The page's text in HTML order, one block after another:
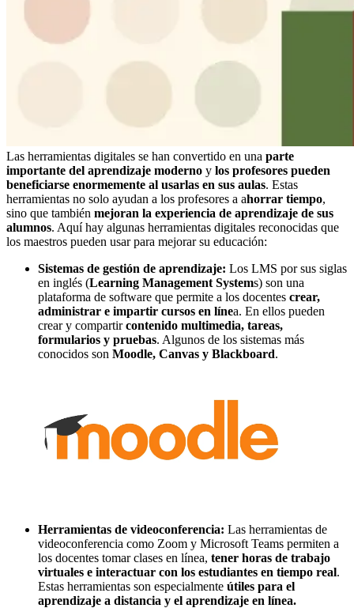
Las herramientas digitales se han convertido en una parte
importante del aprendizaje moderno y los profesores pueden
beneficiarse enormemente al usarlas en sus aulas. Estas
herramientas no solo ayudan a los profesores a ahorrar tiempo,
sino que también mejoran la experiencia de aprendizaje de sus
alumnos. Aquí hay algunas herramientas digitales reconocidas que
los maestros pueden usar para mejorar su educación:
Sistemas de gestión de aprendizaje: Los LMS por sus siglas
en inglés (Learning Management Systems) son una
plataforma de software que permite a los docentes crear,
administrar e impartir cursos en línea. En ellos pueden
crear y compartircontenido multimedia, tareas,
formularios y pruebas. Algunos de los sistemas más
conocidos son Moodle, Canvas y Blackboard.
Herramientas de videoconferencia: Las herramientas de
videoconferencia como Zoom y Microsoft Teams permiten a
los docentes tomar clases en línea, tener horas de trabajo
virtuales e interactuar con los estudiantes en tiempo real.
Estas herramientas son especialmente útiles para el
aprendizaje a distancia y el aprendizaje en línea.